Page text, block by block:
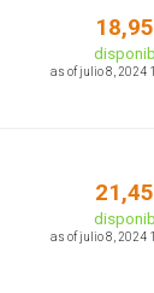
as of julio 8, 2024
as of julio 8, 2024